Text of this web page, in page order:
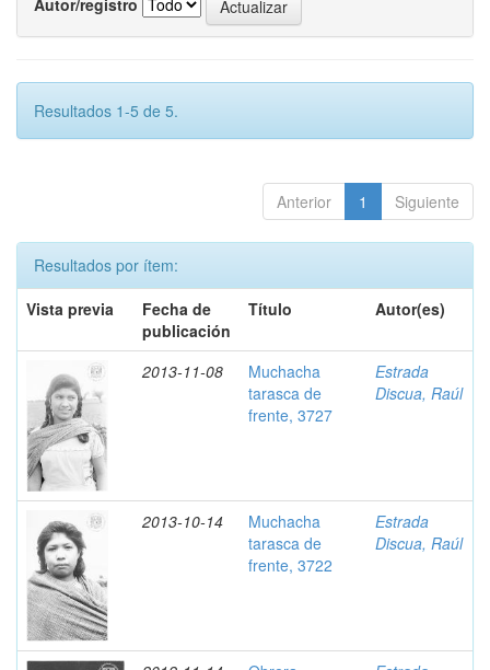
Resultados 1-5 de 5.
Anterior 1 Siguiente
Resultados por ítem:
Vista previa
Fecha de
publicación
Título Autor(es)
2013-11-08
Muchacha
tarasca de
frente, 3727
Estrada
Discua, Raúl
2013-10-14
Muchacha
tarasca de
frente, 3722
Estrada
Discua, Raúl